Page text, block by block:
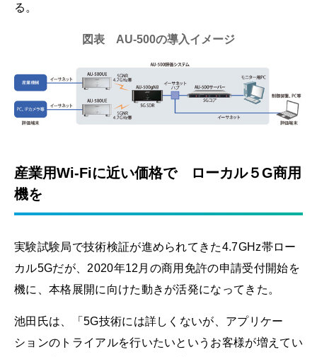
る。
図表 AU-500の導入イメージ
産業用Wi-Fiに近い価格で ローカル５G商用
機を
実験試験局で技術検証が進められてきた4.7GHz帯ロー
カル5Gだが、2020年12月の商用免許の申請受付開始を
機に、本格展開に向けた動きが活発になってきた。
池田氏は、「5G技術には詳しくないが、アプリケー
ションのトライアルを行いたいというお客様が増えてい